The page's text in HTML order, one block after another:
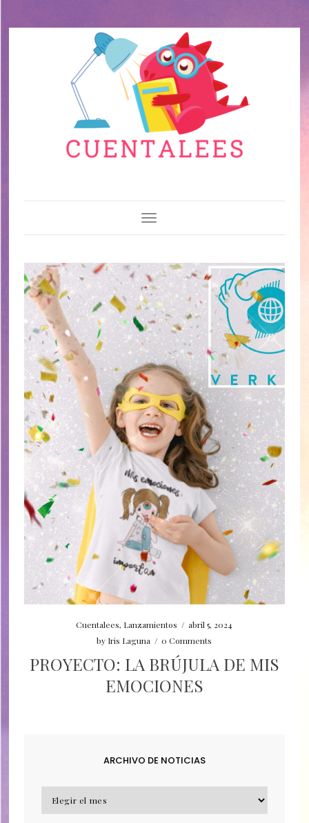
Toggle Navigation
Cuentalees, Lanzamientos / abril 5, 2024
by Iris Laguna / 0 Comments
PROYECTO: LA BRÚJULA DE MIS
EMOCIONES
ARCHIVO DE NOTICIAS